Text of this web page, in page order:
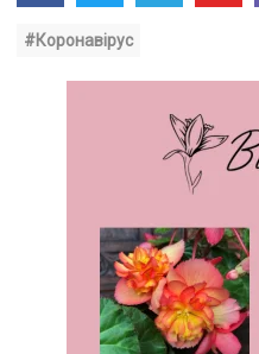
#Коронавірус